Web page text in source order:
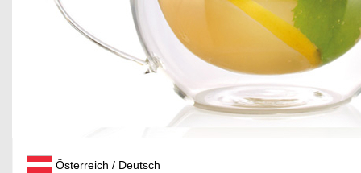
Österreich / Deutsch